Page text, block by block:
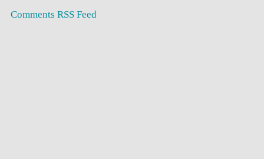
Comments RSS Feed